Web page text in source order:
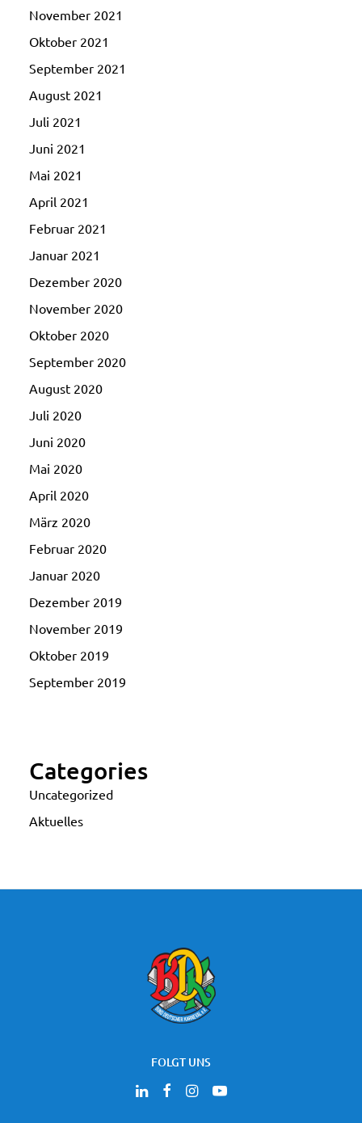
November 2021
Oktober 2021
September 2021
August 2021
Juli 2021
Juni 2021
Mai 2021
April 2021
Februar 2021
Januar 2021
Dezember 2020
November 2020
Oktober 2020
September 2020
August 2020
Juli 2020
Juni 2020
Mai 2020
April 2020
März 2020
Februar 2020
Januar 2020
Dezember 2019
November 2019
Oktober 2019
September 2019
Categories
Uncategorized
Aktuelles
FOLGT UNS